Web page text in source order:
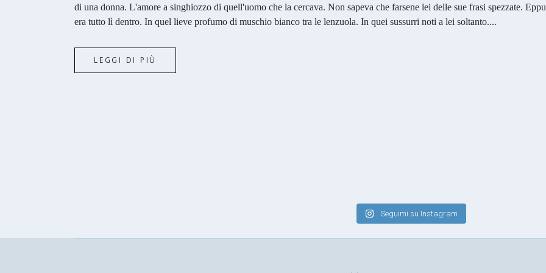
di una donna. L'amore a singhiozzo di quell'uomo che la cercava. Non sapeva che farsene lei delle sue frasi spezzate.
era tutto lì dentro. In quel lieve profumo di muschio bianco tra le lenzuola. In quei sussurri noti a lei soltanto....
LEGGI DI PIÙ
Seguimi su Instagram